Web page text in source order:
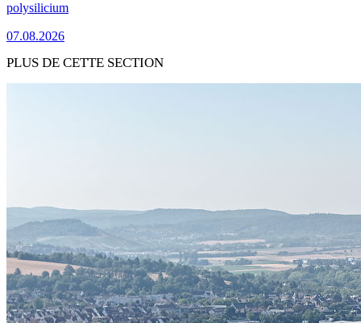
polysilicium
07.08.2026
PLUS DE CETTE SECTION